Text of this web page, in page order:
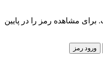
مشاهده رمز را در پایین